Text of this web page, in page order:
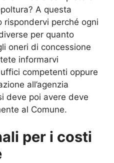
A questa
rispondervi perché ogni
per quanto
oneri di concessione
informarvi
competenti oppure
all’agenzia
deve poi avere deve
al Comune.
per i costi